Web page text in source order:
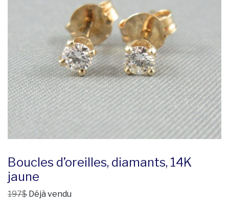
Boucles d’oreilles, diamants, 14K
jaune
197$ Déjà vendu